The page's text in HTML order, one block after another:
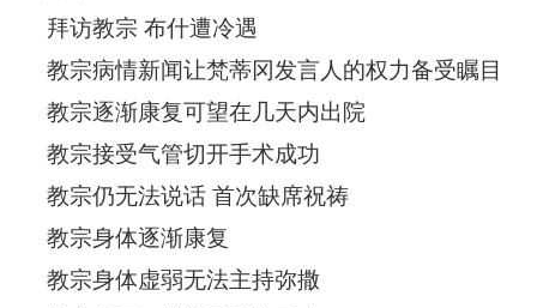
拜访教宗 布什遭冷遇
教宗病情新闻让梵蒂冈发言人的权力备受瞩目
教宗逐渐康复可望在几天内出院
教宗接受气管切开手术成功
教宗仍无法说话 首次缺席祝祷
教宗身体逐渐康复
教宗身体虚弱无法主持弥撒